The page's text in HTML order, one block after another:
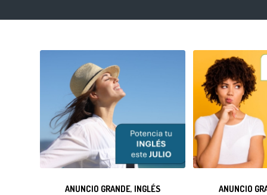
ANUNCIO GRANDE INGLÉS ANUNCIO